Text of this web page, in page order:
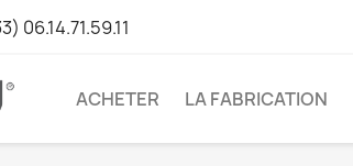
06.14.71.59.11
ACHETER LA FABRICATION